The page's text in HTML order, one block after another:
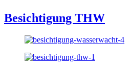
Besichtigung THW